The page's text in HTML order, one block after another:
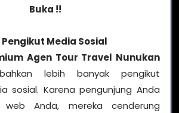
Buka !!
Media Sosial
Agen Tour Travel Nunukan
lebih banyak pengikut
sosial. Karena pengunjung Anda
Anda, mereka cenderung